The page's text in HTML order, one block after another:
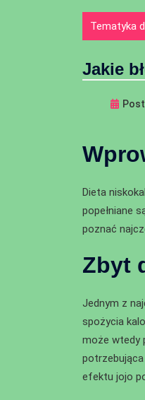
Tematyka
Jakie
Dieta
popełniane
poznać
Zbyt
Jednym z
spożycia
może wtedy
efektu jojo